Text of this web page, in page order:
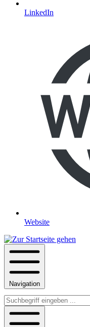
LinkedIn
Website
Navigation